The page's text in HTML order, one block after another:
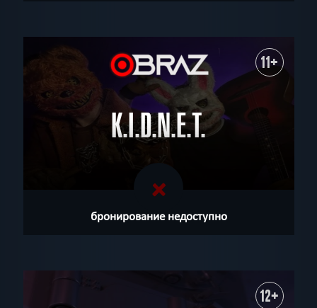
11+
K.I.D.N.E.T.
бронирование недоступно
12+